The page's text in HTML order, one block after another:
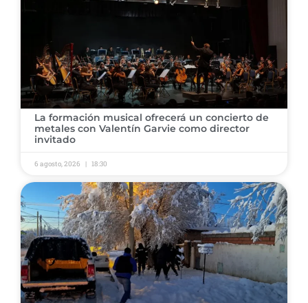
​La formación musical ofrecerá un concierto de
metales con Valentín Garvie como director
invitado ​
6 agosto, 2026 18:30